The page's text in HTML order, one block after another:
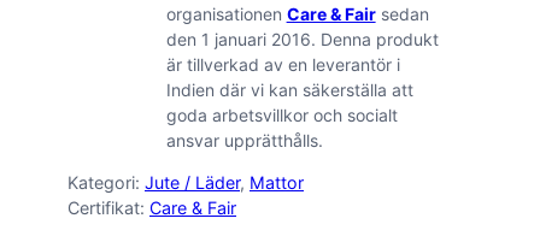
organisationen Care & Fairsedan
den 1 januari 2016. Denna produkt
är tillverkad av en leverantör i
Indien där vi kan säkerställa att
goda arbetsvillkor och socialt
ansvar upprätthålls.
Kategori: Jute / Läder, Mattor
Certifikat: Care & Fair